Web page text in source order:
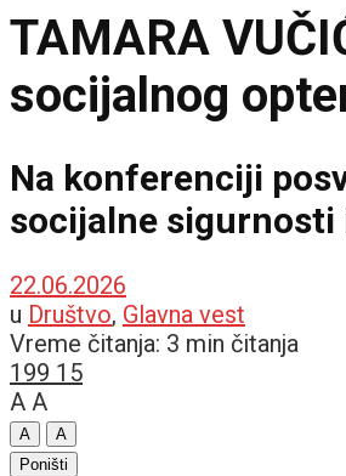
TAMARA
socijalnog
Na konferenciji
socijalne
22.06.2026
u Društvo, Glavna vest
Vreme čitanja: 3 min čitanja
199 15
A A
A
A
Poništi